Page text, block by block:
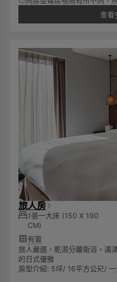
查看
旅人房
1張一大床 (150 X 190
CM)
有窗
旅人嚴選，乾濕分離衛浴，滿
的日式優雅
房型介紹: 5坪/ 16平方公尺/